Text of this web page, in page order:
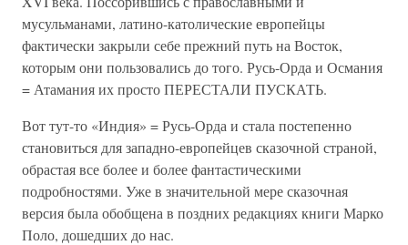
мусульманами, латино-католические европейцы
фактически закрыли себе прежний путь на Восток,
которым они пользовались до того. Русь-Орда и Османия
= Атамания их просто ПЕРЕСТАЛИ ПУСКАТЬ.
Вот тут-то «Индия» = Русь-Орда и стала постепенно
становиться для западно-европейцев сказочной страной,
обрастая все более и более фантастическими
подробностями. Уже в значительной мере сказочная
версия была обобщена в поздних редакциях книги Марко
Поло, дошедших до нас.